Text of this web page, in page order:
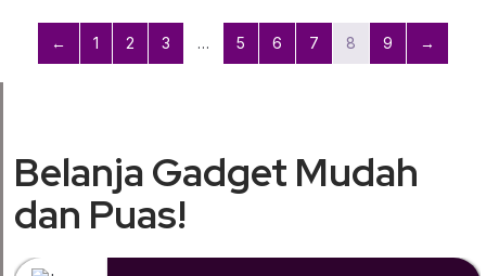
← 1 2 3 … 5 6 7 8 9 →
Belanja Gadget Mudah
dan Puas!